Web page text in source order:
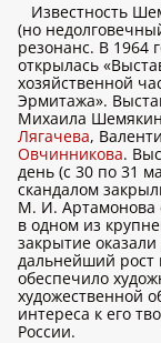
Известность
(но
резонанс. В 1964
открылась
хозяйственной
Эрмитажа».
Михаила
Лягачева,
Овчинникова.
день (с 30 по 31
скандалом
М. И. Артамонова
в одном из
закрытие
дальнейший
обеспечило
художественной
интереса к его
России.